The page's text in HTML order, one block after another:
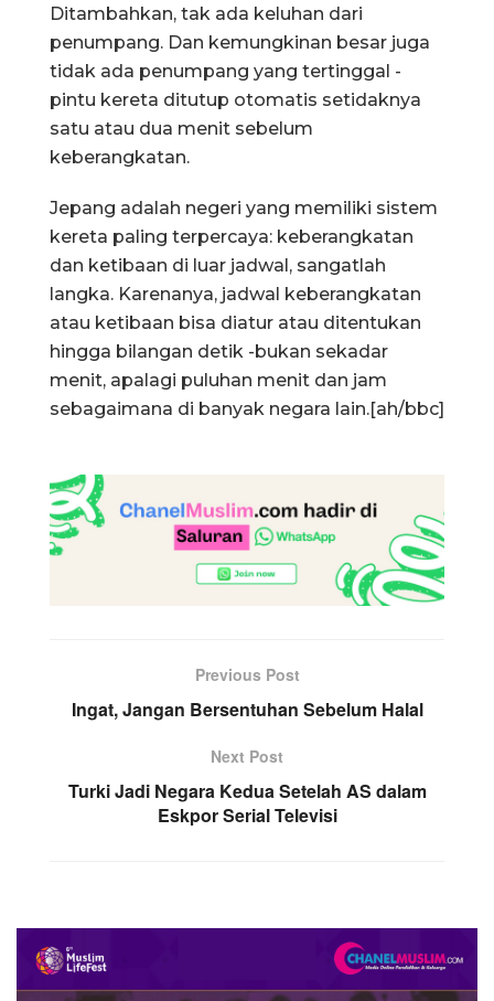
Ditambahkan, tak ada keluhan dari
penumpang. Dan kemungkinan besar juga
tidak ada penumpang yang tertinggal -
pintu kereta ditutup otomatis setidaknya
satu atau dua menit sebelum
keberangkatan.
Jepang adalah negeri yang memiliki sistem
kereta paling terpercaya: keberangkatan
dan ketibaan di luar jadwal, sangatlah
langka. Karenanya, jadwal keberangkatan
atau ketibaan bisa diatur atau ditentukan
hingga bilangan detik -bukan sekadar
menit, apalagi puluhan menit dan jam
sebagaimana di banyak negara lain.[ah/bbc]
Previous Post
Ingat, Jangan Bersentuhan Sebelum Halal
Next Post
Turki Jadi Negara Kedua Setelah AS dalam
Eskpor Serial Televisi